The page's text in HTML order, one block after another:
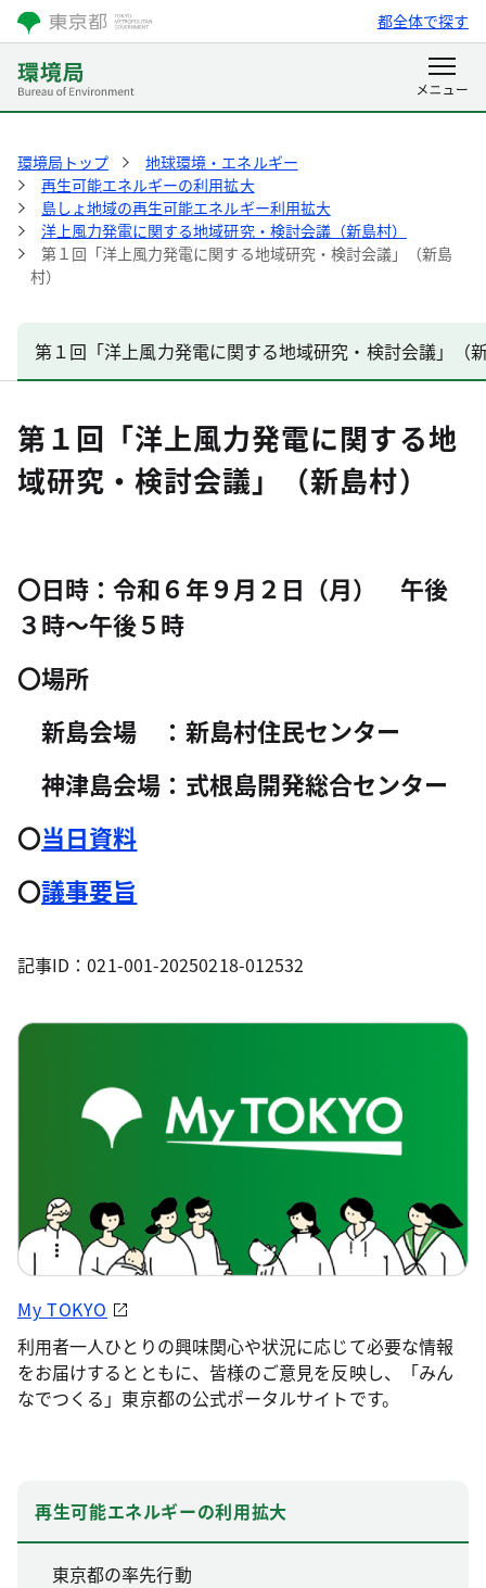
都全体で探す
環境局トップ
地球環境・エネルギー
再生可能エネルギーの利用拡大
島しょ地域の再生可能エネルギー利用拡大
洋上風力発電に関する地域研究・検討会議（新島村）
第１回「洋上風力発電に関する地域研究・検討会議」（新島
村）
第１回「洋上風力発電に関する地域研究・検討会議」（
第１回「洋上風力発電に関する地
域研究・検討会議」（新島村）
〇日時：令和６年９月２日（月） 午後
３時～午後５時
〇場所
新島会場 ：新島村住民センター
神津島会場：式根島開発総合センター
〇当日資料
〇議事要旨
記事ID：021-001-20250218-012532
My TOKYO
利用者一人ひとりの興味関心や状況に応じて必要な情報
をお届けするとともに、皆様のご意見を反映し、「みん
なでつくる」東京都の公式ポータルサイトです。
再生可能エネルギーの利用拡大
東京都の率先行動